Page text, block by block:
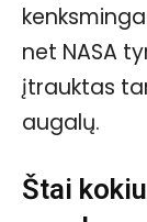
net NASA
įtrauktas
augalų.
Štai